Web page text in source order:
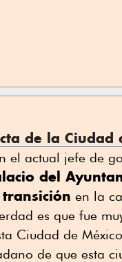
de la Ciudad
el actual jefe de
del
transición en la
es que fue
Ciudad de
de que esta